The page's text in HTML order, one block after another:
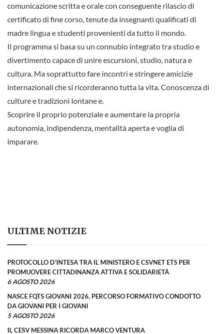
comunicazione scritta e orale con conseguente rilascio di
certificato di fine corso, tenute da insegnanti qualificati di
madre lingua e studenti provenienti da tutto il mondo.
Il programma si basa su un connubio integrato tra studio e
divertimento capace di unire escursioni, studio, natura e
cultura. Ma soprattutto fare incontri e stringere amicizie
internazionali che si ricorderanno tutta la vita. Conoscenza di
culture e tradizioni lontane e.
Scoprire il proprio potenziale e aumentare la propria
autonomia, indipendenza, mentalità aperta e voglia di
imparare.
ULTIME NOTIZIE
PROTOCOLLO D’INTESA TRA IL MINISTERO E CSVNET ETS PER
PROMUOVERE CITTADINANZA ATTIVA E SOLIDARIETÀ
6 AGOSTO 2026
NASCE FQTS GIOVANI 2026, PERCORSO FORMATIVO CONDOTTO
DA GIOVANI PER I GIOVANI
5 AGOSTO 2026
IL CESV MESSINA RICORDA MARCO VENTURA